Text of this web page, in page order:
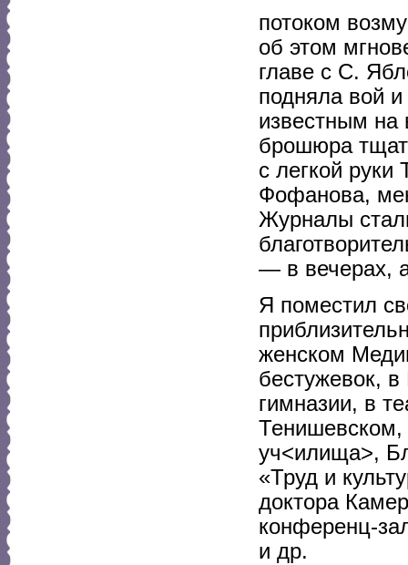
потоком
об этом
главе с С.
подняла вой
известным на
брошюра
с легкой руки
Фофанова,
Журналы
— в вечерах,
Я поместил
женском
бестужевок, в
гимназии, в
Тенишевском,
уч<илища>,
«Труд и
доктора
конференц-
и др.